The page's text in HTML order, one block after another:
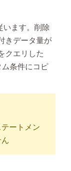
います。削除
きデータ量が
クエリした
条件にコピ
ートメン